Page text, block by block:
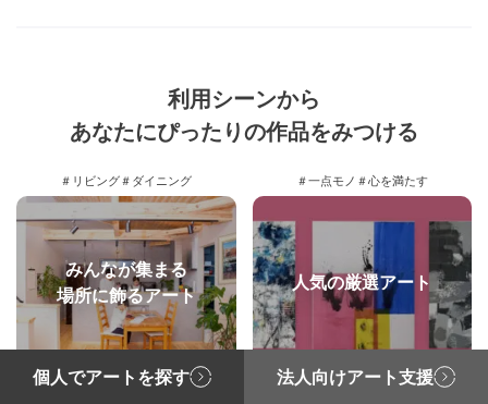
利用シーンから
あなたにぴったりの作品をみつける
＃リビング＃ダイニング
みんなが集まる
場所に飾るアート
＃一点モノ ＃心を満たす
人気の厳選アート
個人でアートを探す 法人向けアート支援